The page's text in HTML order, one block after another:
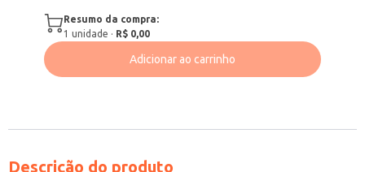
Resumo da compra:
1 unidade · R$ 0,00
Adicionar ao carrinho
Descrição do produto